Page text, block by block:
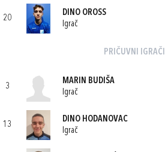
20
DINO OROSS
Igrač
PRIČUVNI IGRAČI
3
MARIN BUDIŠA
Igrač
13
DINO HODANOVAC
Igrač